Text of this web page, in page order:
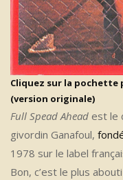
Cliquez sur la pochette
(version originale)
Full Spead Ahead est le
givordin Ganafoul,
1978 sur le label
Bon, c’est le plus